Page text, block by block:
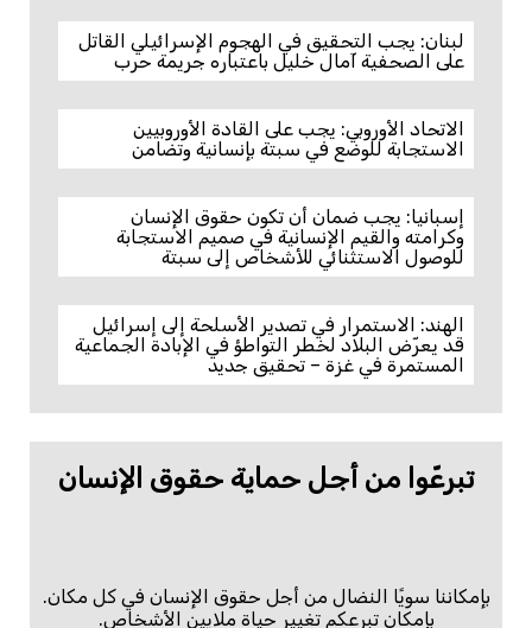
لبنان: يجب التحقيق في الهجوم الإسرائيلي القاتل
على الصحفية آمال خليل باعتباره جريمة حرب
الاتحاد الأوروبي: يجب على القادة الأوروبيين
الاستجابة للوضع في سبتة بإنسانية وتضامن
إسبانيا: يجب ضمان أن تكون حقوق الإنسان
وكرامته والقيم الإنسانية في صميم الاستجابة
للوصول الاستثنائي للأشخاص إلى سبتة
الهند: الاستمرار في تصدير الأسلحة إلى إسرائيل
قد يعرّض البلاد لخطر التواطؤ في الإبادة الجماعية
المستمرة في غزة – تحقيق جديد
تبرعّوا من أجل حماية حقوق الإنسان
بإمكاننا سويًا النضال من أجل حقوق الإنسان في كل مكان.
بإمكان تبرعكم تغيير حياة ملايين الأشخاص.